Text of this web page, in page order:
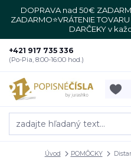
DOPRAVA nad 50€
ZADARMO⭐VRÁTENIE
DARČEKY v
+421 917 735 336
(Po-Pia, 8:00-16:00 hod.)
Úvod POMÔCKY